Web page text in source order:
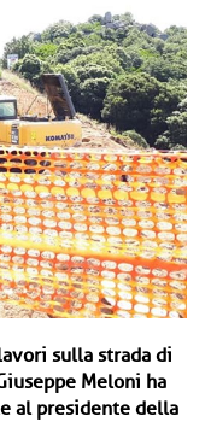
sulla strada di
Meloni ha
al presidente della